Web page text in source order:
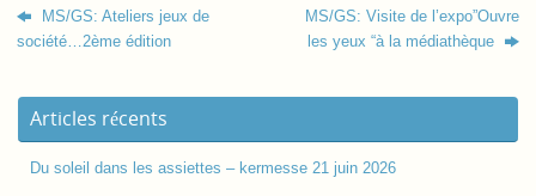
MS/GS: Ateliers jeux de
société…2ème édition
MS/GS: Visite de l’expo”Ouvre
les yeux “à la médiathèque
Articles récents
Du soleil dans les assiettes – kermesse 21 juin 2026